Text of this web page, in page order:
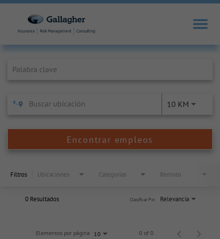
10 KM
Encontrar empleos
Filtros Ubicaciones Categorías Remoto
0 Resultados Relevancia
Clasificar Por
Elementos por página 10 0 of 0